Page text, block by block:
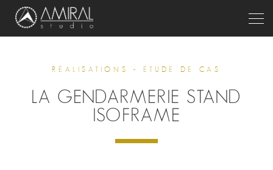
RÉALISATIONS - ÉTUDE DE CAS
LA GENDARMERIE STAND
ISOFRAME